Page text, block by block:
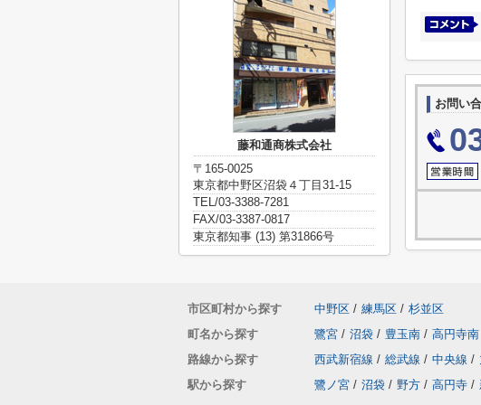
お問い
藤和通商株式会社
〒165-0025
東京都中野区沼袋４丁目31-15
TEL/03-3388-7281
FAX/03-3387-0817
東京都知事 (13) 第31866号
市区町村から探す 中野区 / 練馬区 / 杉並区
町名から探す
鷺宮 / 沼袋 / 豊玉南 / 高円寺南
路線から探す
西武新宿線 / 総武線 / 中央線 /
駅から探す
鷺ノ宮 / 沼袋 / 野方 / 高円寺 /